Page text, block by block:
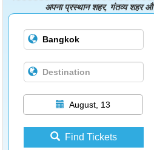
अपना प्रस्थान शहर, गंतव्य शहर
August, 13
Find Tickets